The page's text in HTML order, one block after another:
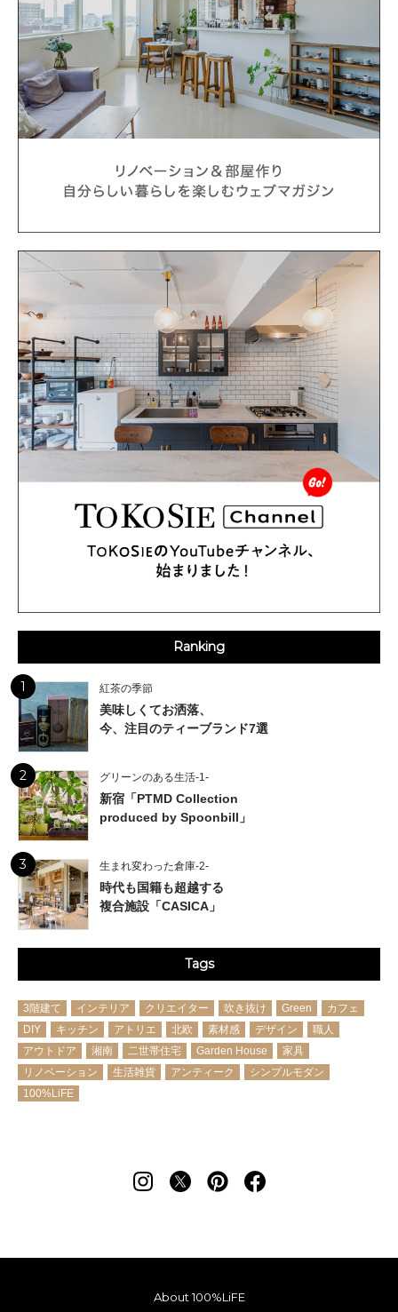
Ranking
1 紅茶の季節
美味しくてお洒落、
今、注目のティーブランド7選
2 グリーンのある生活-1-
新宿「PTMD Collection
produced by Spoonbill」
3 生まれ変わった倉庫-2-
時代も国籍も超越する
複合施設「CASICA」
Tags
3階建て インテリア クリエイター 吹き抜け Green
カフェ
DIY
キッチン アトリエ 北欧 素材感 デザイン
職人
アウトドア
湘南 二世帯住宅 Garden House
家具
リノベーション
生活雑貨 アンティーク
シンプルモダン
100%LiFE
About 100%LiFE